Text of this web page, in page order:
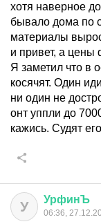
хотя наверное
бывало дома по
материалы
и привет, а цены
Я заметил что в
косячят. Один
ни один не
онт уппли до
кажись. Судят
У УрфинЪ
06:36,